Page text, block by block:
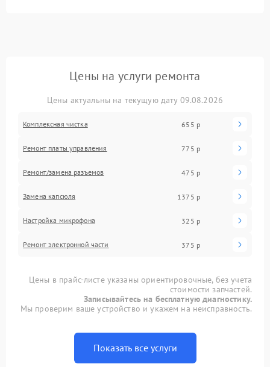
Цены на услуги ремонта
Цены актуальны на текущую дату 09.08.2026
Комплексная чистка 655 р
Ремонт платы управления 775 р
Ремонт/замена разъемов 475 р
Замена капсюля 1375 р
Настройка микрофона 325 р
Ремонт электронной части 375 р
Цены в прайс-листе указаны ориентировочные, без учета
стоимости запчастей.
Записывайтесь на бесплатную диагностику.
Мы проверим ваше устройство и укажем на неисправность.
Показать все услуги